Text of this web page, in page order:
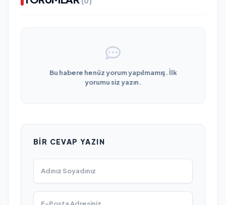
Bu habere henüz yorum yapılmamış. İlk
yorumu siz yazın.
BIR CEVAP YAZIN